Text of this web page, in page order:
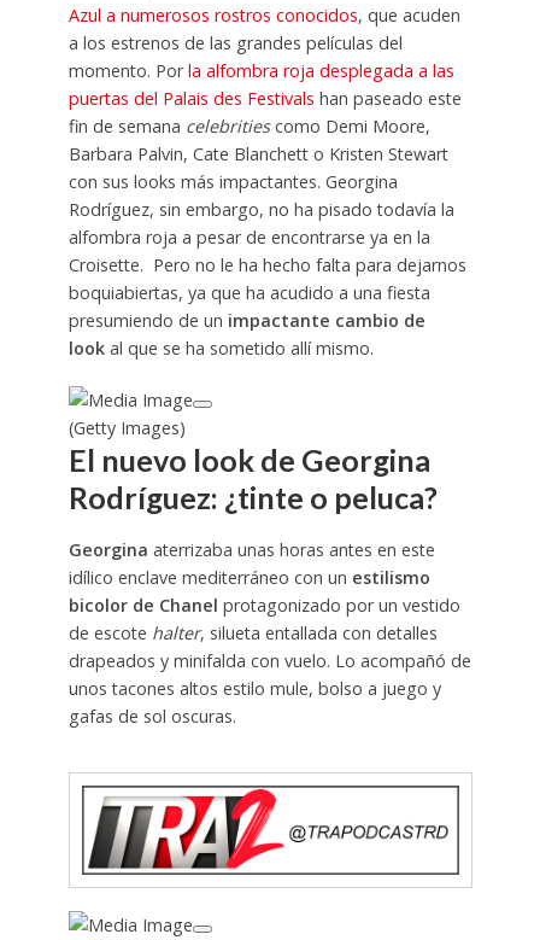
Azul a numerosos rostros conocidos, que acuden
a los estrenos de las grandes películas del
momento. Porla alfombra roja desplegada a las
puertas del Palais des Festivals han paseado este
fin de semana celebritiescomo Demi Moore,
Barbara Palvin, Cate Blanchett o Kristen Stewart
con sus looks más impactantes. Georgina
Rodríguez, sin embargo, no ha pisado todavía la
alfombra roja a pesar de encontrarse ya en la
Croisette. Pero no le ha hecho falta para dejarnos
boquiabiertas, ya que ha acudido a una fiesta
presumiendo de un impactante cambio de
look al que se ha sometido allí mismo.
(Getty Images)
El nuevo look de Georgina
Rodríguez: ¿tinte o peluca?
Georgina aterrizaba unas horas antes en este
idílico enclave mediterráneo con un estilismo
bicolor de Chanel protagonizado por un vestido
de escote halter, silueta entallada con detalles
drapeados y minifalda con vuelo. Lo acompañó de
unos tacones altos estilo mule, bolso a juego y
gafas de sol oscuras.